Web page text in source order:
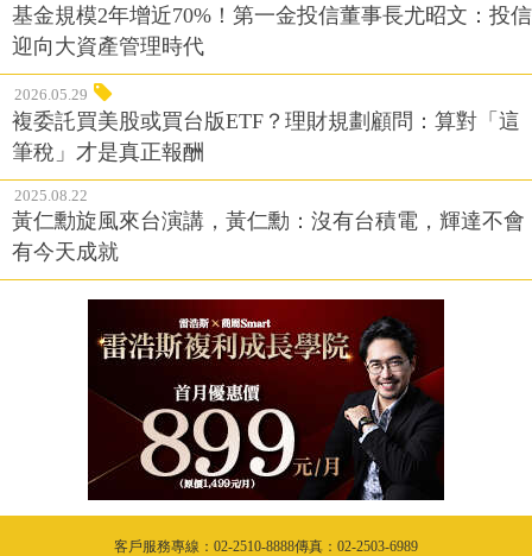
基金規模2年增近70%！第一金投信董事長尤昭文：投信
迎向大資產管理時代
2026.05.29
複委託買美股或買台版ETF？理財規劃顧問：算對「這
筆稅」才是真正報酬
2025.08.22
黃仁勳旋風來台演講，黃仁勳：沒有台積電，輝達不會
有今天成就
客戶服務專線：02-2510-8888傳真：02-2503-6989